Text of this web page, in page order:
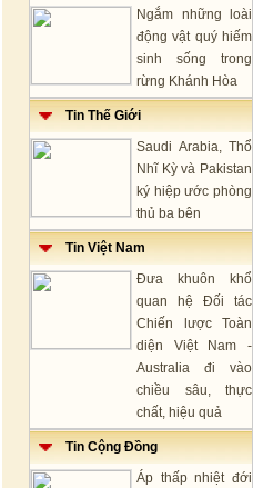
Ngắm những loài
động vật quý hiếm
sinh sống trong
rừng Khánh Hòa
Tin Thế Giới
Saudi Arabia, Thổ
Nhĩ Kỳ và Pakistan
ký hiệp ước phòng
thủ ba bên
Tin Việt Nam
Đưa khuôn khổ
quan hệ Đối tác
Chiến lược Toàn
diện Việt Nam -
Australia đi vào
chiều sâu, thực
chất, hiệu quả
Tin Cộng Đồng
Áp thấp nhiệt đới